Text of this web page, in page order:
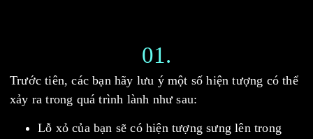
01.
Trước tiên, các bạn hãy lưu ý một số hiện tượng có thể
xảy ra trong quá trình lành như sau:
Lỗ xỏ của bạn sẽ có hiện tượng sưng lên trong